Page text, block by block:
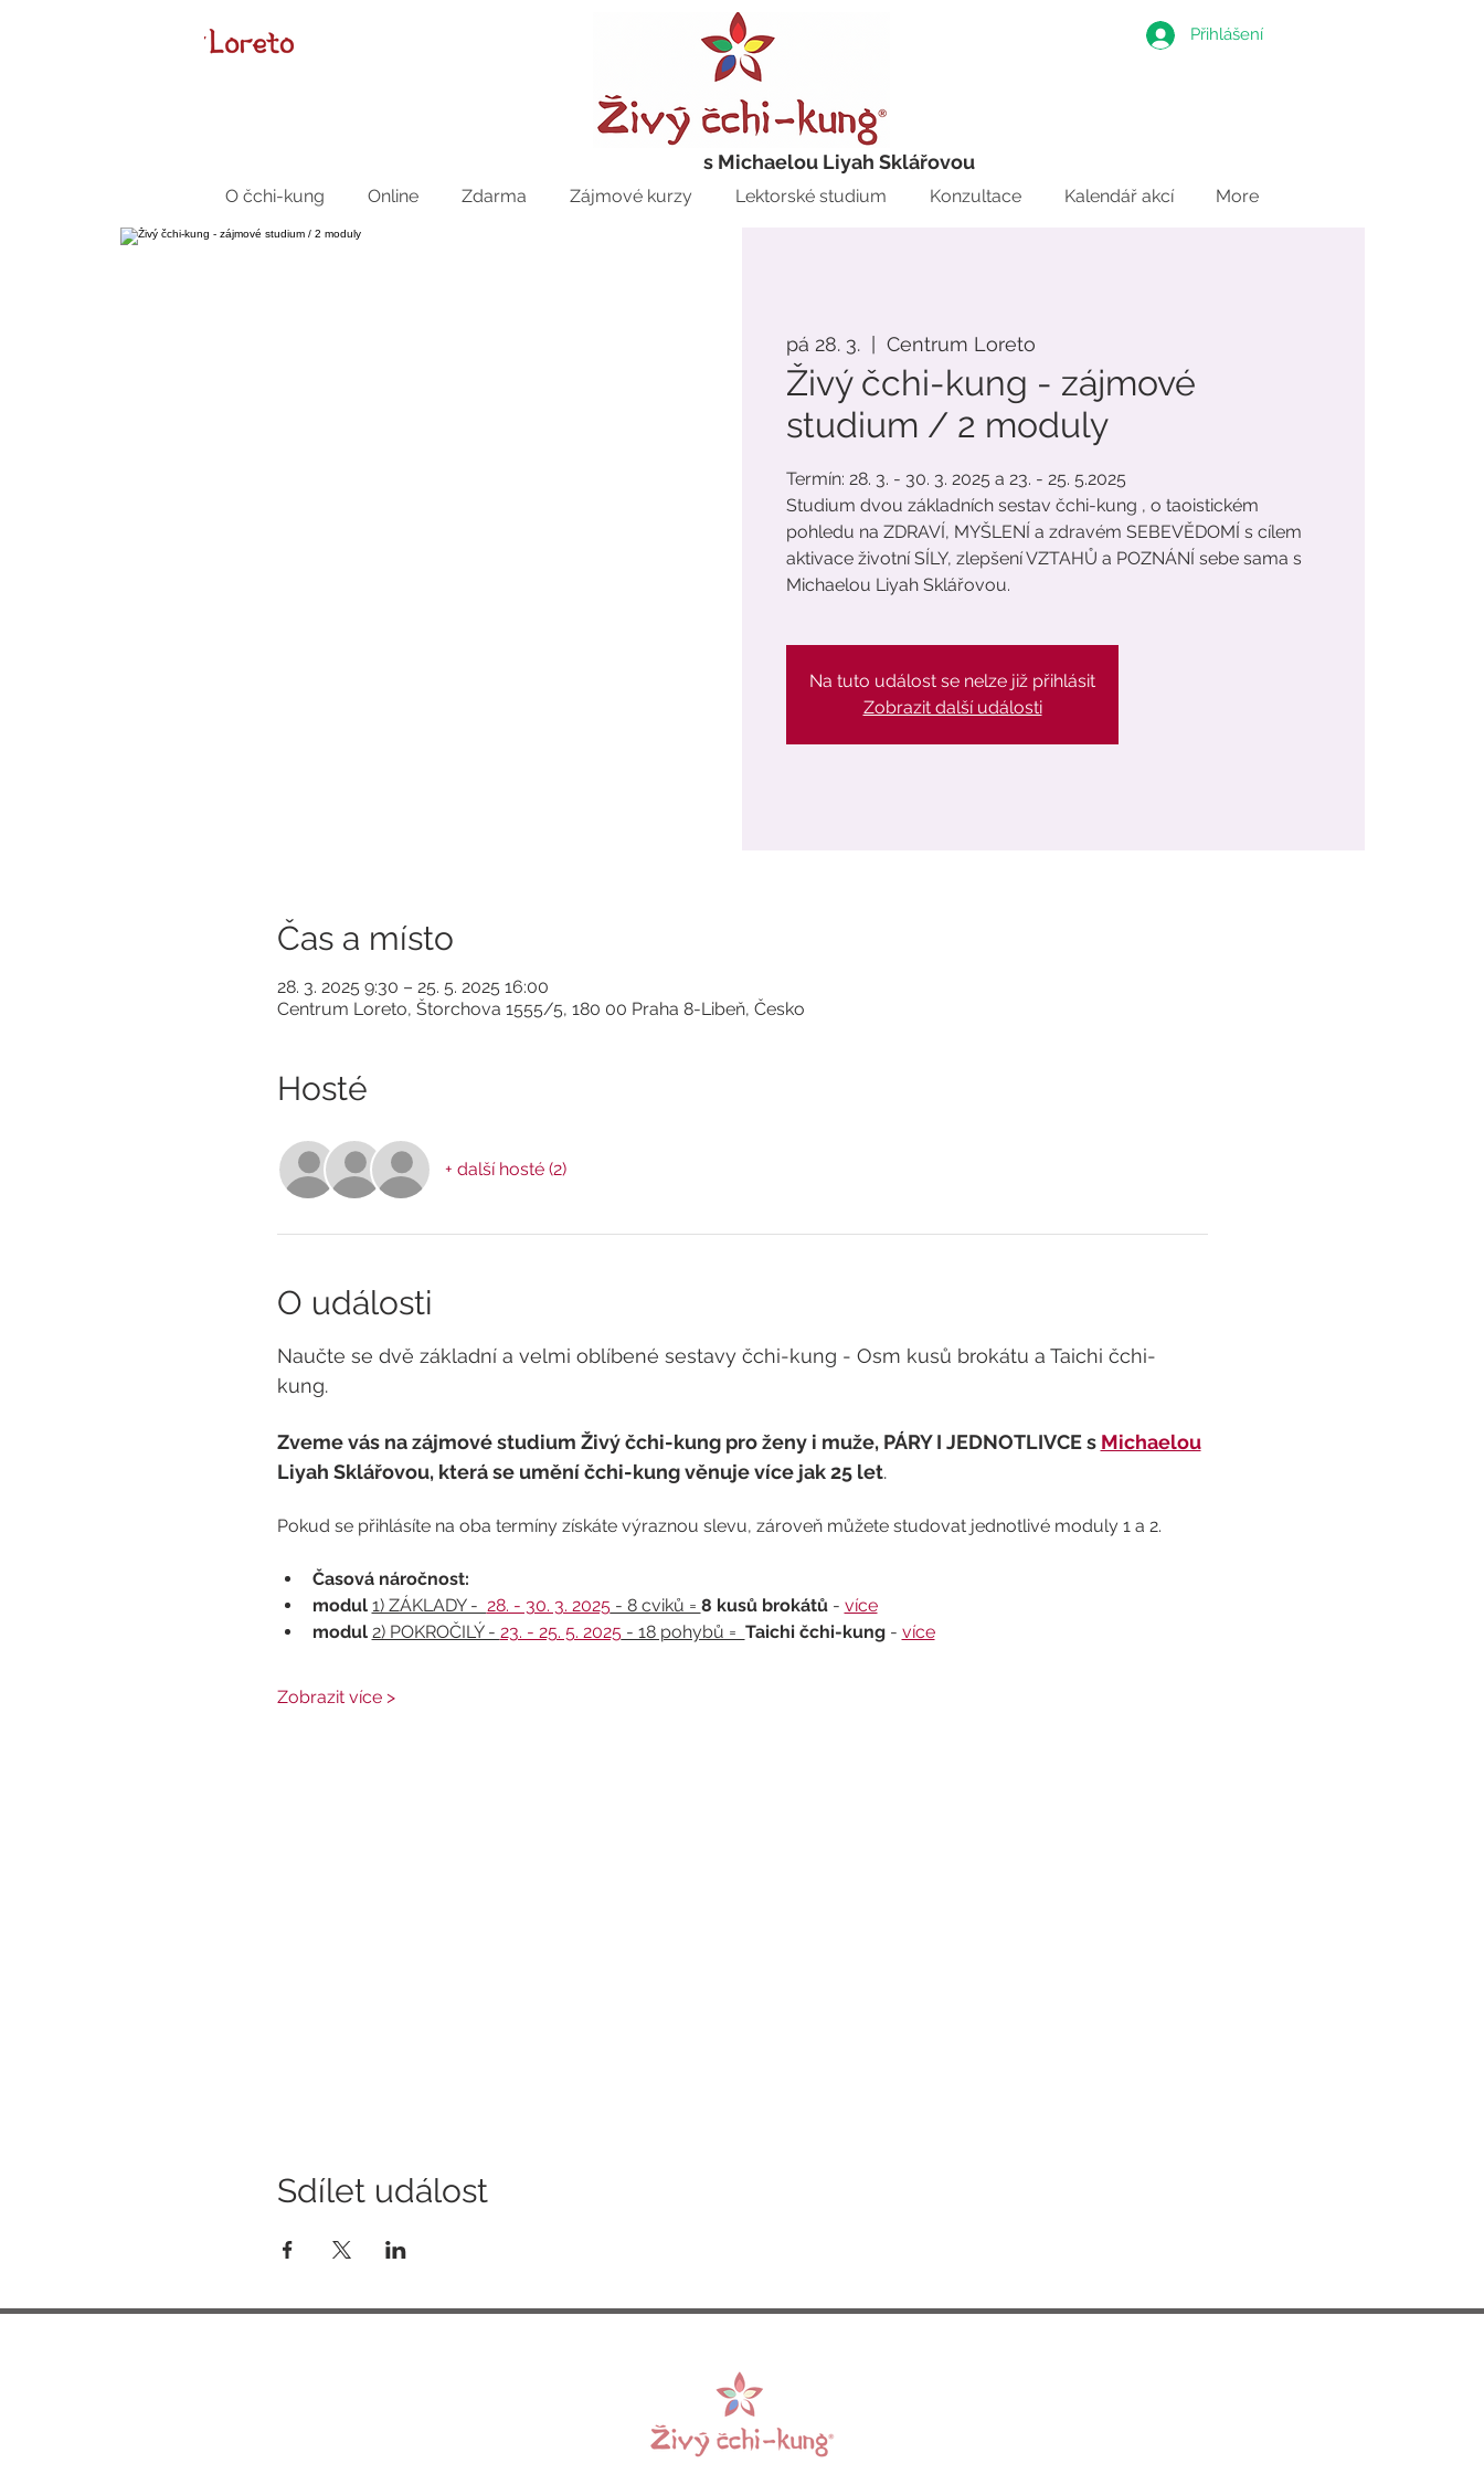
Přihlášení
s Michaelou Liyah Sklářovou
O čchi-kung Online Zdarma Zájmové kurzy Lektorské studium Konzultace Kalendář akcí More
pá 28. 3. Centrum Loreto
Živý čchi-kung - zájmové
studium / 2 moduly
Termín: 28. 3. - 30. 3. 2025 a 23. - 25. 5.2025
Studium dvou základních sestav čchi-kung , o taoistickém
pohledu na ZDRAVÍ, MYŠLENÍ a zdravém SEBEVĚDOMÍ s cílem
aktivace životní SÍLY, zlepšení VZTAHŮ a POZNÁNÍ sebe sama s
Michaelou Liyah Sklářovou.
Na tuto událost se nelze již přihlásit
Zobrazit další události
Čas a místo
28. 3. 2025 9:30 – 25. 5. 2025 16:00
Centrum Loreto, Štorchova 1555/5, 180 00 Praha 8-Libeň, Česko
Hosté
+ další hosté (2)
O události
Naučte se dvě základní a velmi oblíbené sestavy čchi-kung - Osm kusů brokátu a Taichi čchi-
kung.
Zveme vás na zájmové studium Živý čchi-kung pro ženy i muže, PÁRY I JEDNOTLIVCE s Michaelou
Liyah Sklářovou, která se umění čchi-kung věnuje více jak 25 let.
Pokud se přihlásíte na oba termíny získáte výraznou slevu, zároveň můžete studovat jednotlivé moduly 1 a 2.
Časová náročnost:
modul 1) ZÁKLADY - 28. - 30. 3. 2025 - 8 cviků = 8 kusů brokátů - více
modul 2) POKROČILÝ - 23. - 25. 5. 2025 - 18 pohybů = Taichi čchi-kung - více
Zobrazit více >
Sdílet událost